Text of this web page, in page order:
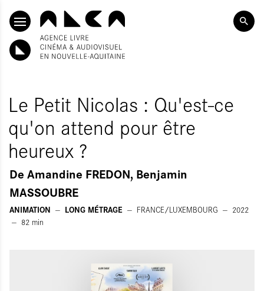
ALLER AU CONTENU PRINCIPAL
Le Petit Nicolas : Qu'est-ce
qu'on attend pour être
heureux ?
De Amandine FREDON, Benjamin
MASSOUBRE
ANIMATION LONG MÉTRAGE FRANCE/LUXEMBOURG
2022
82 min